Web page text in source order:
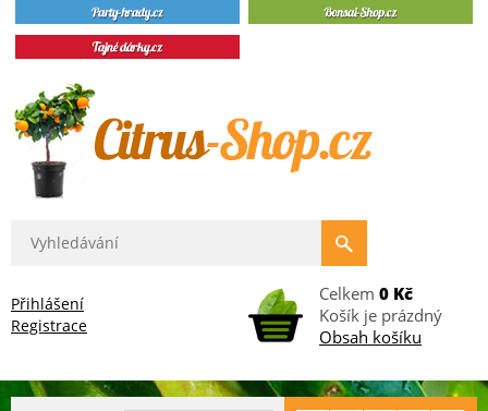
Přihlášení
Registrace
Celkem 0 Kč
Košík je prázdný
Obsah košíku